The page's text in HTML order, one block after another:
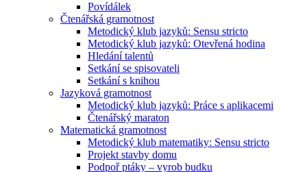
Povídálek
Čtenářská gramotnost
Metodický klub jazyků: Sensu stricto
Metodický klub jazyků: Otevřená hodina
Hledání talentů
Setkání se spisovateli
Setkání s knihou
Jazyková gramotnost
Metodický klub jazyků: Práce s aplikacemi
Čtenářský maraton
Matematická gramotnost
Metodický klub matematiky: Sensu stricto
Projekt stavby domu
Podpoř ptáky – vyrob budku